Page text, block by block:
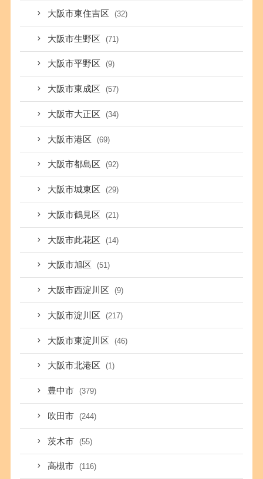
大阪市東住吉区 (32)
大阪市生野区 (71)
大阪市平野区 (9)
大阪市東成区 (57)
大阪市大正区 (34)
大阪市港区 (69)
大阪市都島区 (92)
大阪市城東区 (29)
大阪市鶴見区 (21)
大阪市此花区 (14)
大阪市旭区 (51)
大阪市西淀川区 (9)
大阪市淀川区 (217)
大阪市東淀川区 (46)
大阪市北港区 (1)
豊中市 (379)
吹田市 (244)
茨木市 (55)
高槻市 (116)